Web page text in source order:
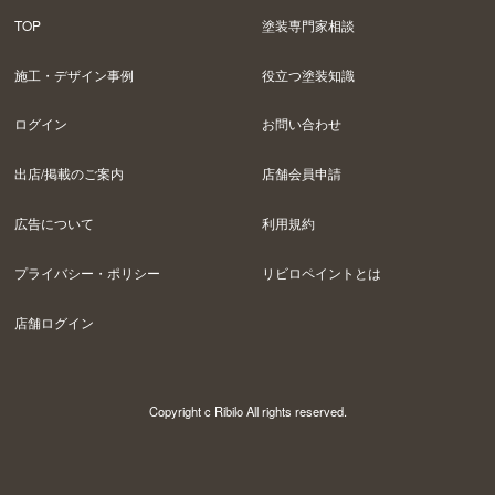
TOP 塗装専門家相談
施工・デザイン事例 役立つ塗装知識
ログイン お問い合わせ
出店/掲載のご案内 店舗会員申請
広告について 利用規約
プライバシー・ポリシー リビロペイントとは
店舗ログイン
Copyright c Ribilo All rights reserved.